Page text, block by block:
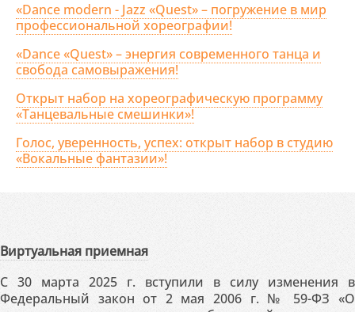
«Dance modern - Jazz «Quest» – погружение в мир
профессиональной хореографии!
«Dance «Quest» – энергия современного танца и
свобода самовыражения!
Открыт набор на хореографическую программу
«Танцевальные смешинки»!
Голос, уверенность, успех: открыт набор в студию
«Вокальные фантазии»!
Виртуальная приемная
С 30 марта 2025 г. вступили в силу изменения в
Федеральный закон от 2 мая 2006 г. № 59-ФЗ «О